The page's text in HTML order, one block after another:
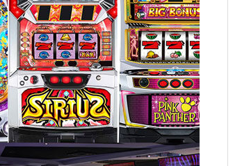
民事再生申請